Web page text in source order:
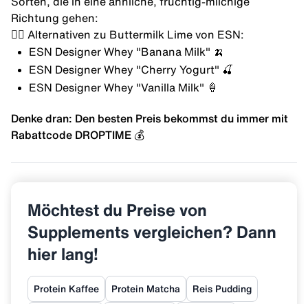
Richtung gehen:
👉🏼 Alternativen zu Buttermilk Lime von ESN:
ESN Designer Whey "Banana Milk" 🍌
ESN Designer Whey "Cherry Yogurt" 🍒
ESN Designer Whey "Vanilla Milk" 🍦
Denke dran: Den besten Preis bekommst du immer mit
Rabattcode DROPTIME 💰
Möchtest du Preise von
Supplements vergleichen? Dann
hier lang!
Protein Kaffee Protein Matcha Reis Pudding